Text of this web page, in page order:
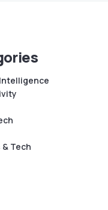
Tech